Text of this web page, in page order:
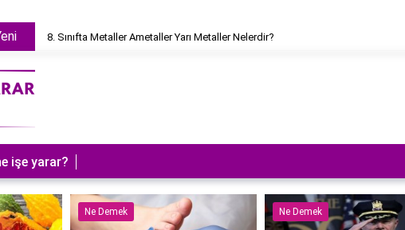
8. Sınıfta Metaller Ametaller Yarı Metaller Nelerdir?
işe yarar?
Ne Demek Ne Demek